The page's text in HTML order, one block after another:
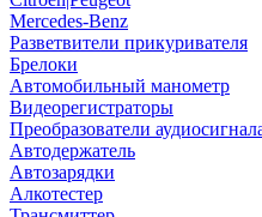
Mercedes-Benz
Разветвители прикуривателя
Брелоки
Автомобильный манометр
Видеорегистраторы
Преобразователи
Автодержатель
Автозарядки
Алкотестер